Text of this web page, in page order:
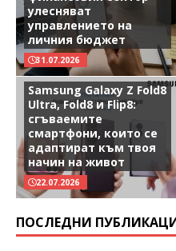
улесняват
управлението на
личния бюджет
31.07.2026
Samsung Galaxy Z Fold8
Ultra, Fold8 и Flip8:
сгъваемите
смартфони, които се
адаптират към твоя
начин на живот
22.07.2026
ПОСЛЕДНИ